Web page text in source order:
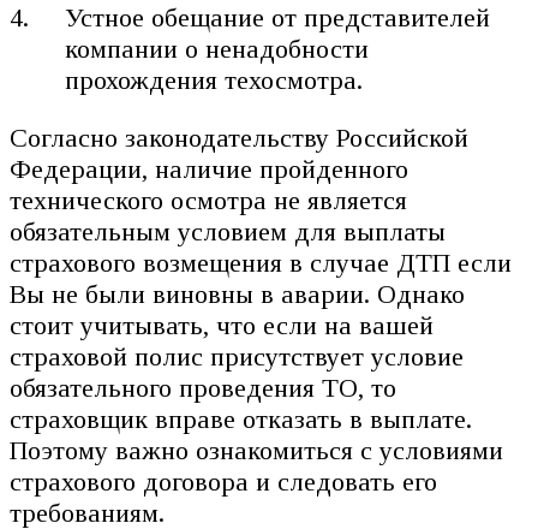
Устное обещание от представителей
компании о ненадобности
прохождения техосмотра.
Согласно законодательству Российской
Федерации, наличие пройденного
технического осмотра не является
обязательным условием для выплаты
страхового возмещения в случае ДТП если
Вы не были виновны в аварии. Однако
стоит учитывать, что если на вашей
страховой полис присутствует условие
обязательного проведения ТО, то
страховщик вправе отказать в выплате.
Поэтому важно ознакомиться с условиями
страхового договора и следовать его
требованиям.